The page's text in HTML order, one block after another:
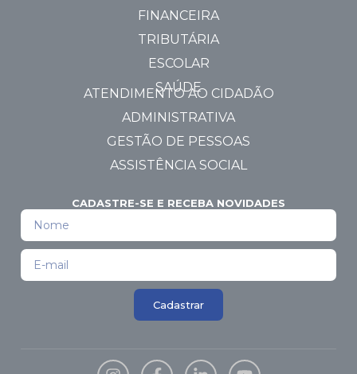
FINANCEIRA
TRIBUTÁRIA
ESCOLAR
SAÚDE
ATENDIMENTO AO CIDADÃO
ADMINISTRATIVA
GESTÃO DE PESSOAS
ASSISTÊNCIA SOCIAL
CADASTRE-SE E RECEBA NOVIDADES
Cadastrar